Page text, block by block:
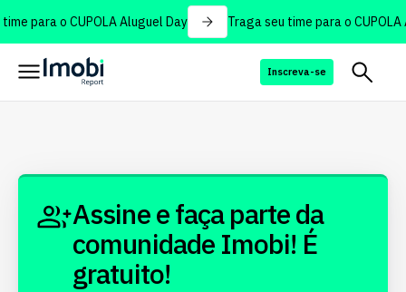
para o CUPOLA Aluguel Day Traga seu time para o CUPOLA
Inscreva-se
Assine e faça parte da
comunidade Imobi! É
gratuito!